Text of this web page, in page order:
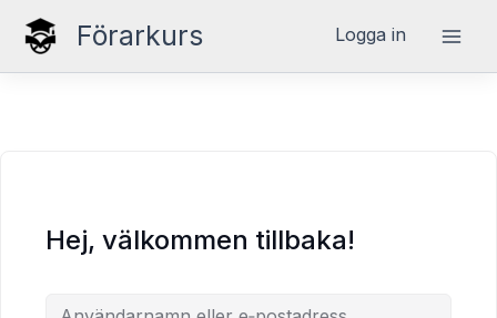
Hoppa
Förarkurs Logga in
Hej, välkommen tillbaka!